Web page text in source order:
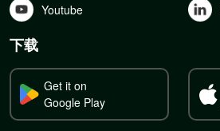
Youtube
下载
Get it on
Google Play